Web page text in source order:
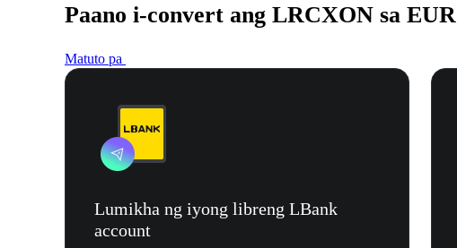
Paano i-convert ang LRCXON sa EUR
Matuto pa
Lumikha ng iyong libreng LBank
account